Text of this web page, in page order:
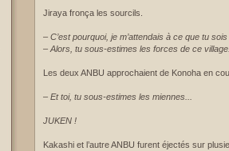
Jiraya fronça les sourcils.
– C’est pourquoi, je m’attendais à ce que tu
– Alors, tu sous-estimes les forces de ce
Les deux ANBU approchaient de Konoha en
– Et toi, tu sous-estimes les miennes...
JUKEN !
Kakashi et l’autre ANBU furent éjectés sur